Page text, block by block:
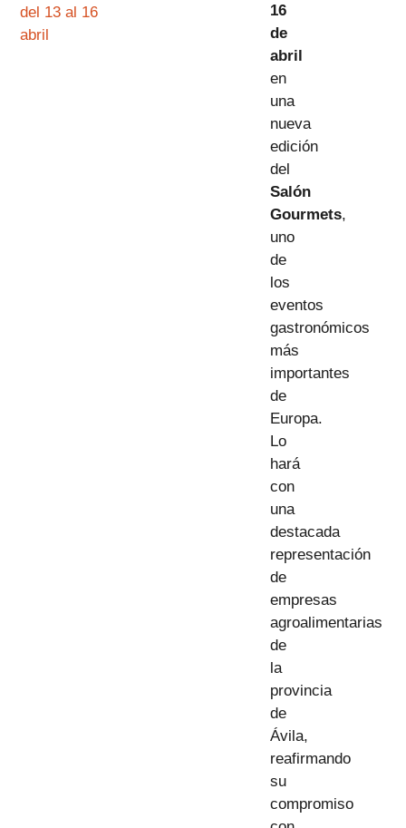
del 13 al 16
abril
16
de
abril
en
una
nueva
edición
del
Salón
Gourmets,
uno
de
los
eventos
gastronómicos
más
importantes
de
Europa.
Lo
hará
con
una
destacada
representación
de
empresas
agroalimentarias
de
la
provincia
de
Ávila,
reafirmando
su
compromiso